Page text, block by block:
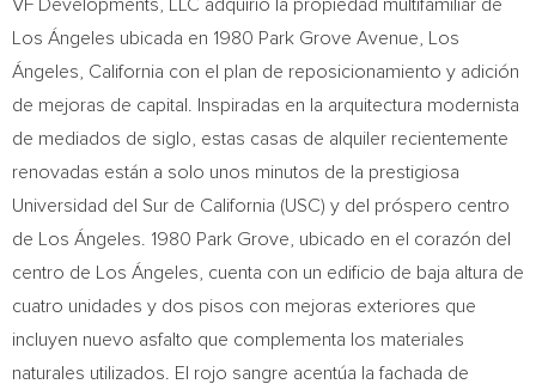
VF Developments, LLC adquirió la propiedad multifamiliar de
Los Ángeles ubicada en 1980 Park Grove Avenue, Los
Ángeles, California con el plan de reposicionamiento y adición
de mejoras de capital. Inspiradas en la arquitectura modernista
de mediados de siglo, estas casas de alquiler recientemente
renovadas están a solo unos minutos de la prestigiosa
Universidad del Sur de California (USC) y del próspero centro
de Los Ángeles. 1980 Park Grove, ubicado en el corazón del
centro de Los Ángeles, cuenta con un edificio de baja altura de
cuatro unidades y dos pisos con mejoras exteriores que
incluyen nuevo asfalto que complementa los materiales
naturales utilizados. El rojo sangre acentúa la fachada de